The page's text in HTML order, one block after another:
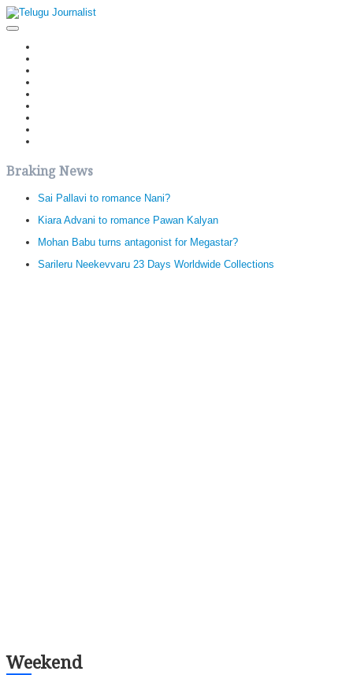
Braking News
Sai Pallavi to romance Nani?
Kiara Advani to romance Pawan Kalyan
Mohan Babu turns antagonist for Megastar?
Sarileru Neekevvaru 23 Days Worldwide Collections
Weekend